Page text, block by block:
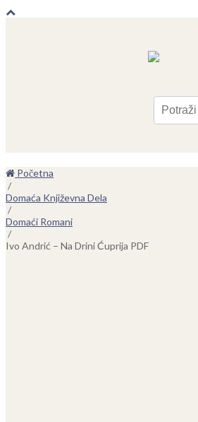
Početna
/
Domaća Književna Dela
/
Domaći Romani
/
Ivo Andrić – Na Drini Ćuprija PDF